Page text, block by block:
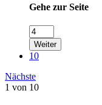
Gehe zur Seite
Weiter
10
Nächste
1 von 10